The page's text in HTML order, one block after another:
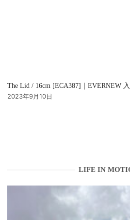
The Lid / 16cm [ECA387]｜EVERNEW 入
2023年9月10日
LIFE IN